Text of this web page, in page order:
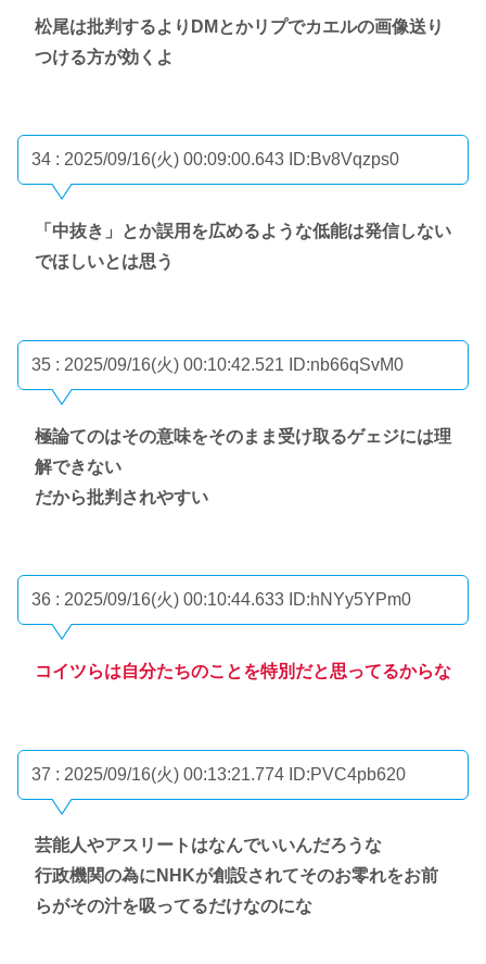
松尾は批判するよりDMとかリプでカエルの画像送り
つける方が効くよ
34 : 2025/09/16(火) 00:09:00.643 ID:Bv8Vqzps0
「中抜き」とか誤用を広めるような低能は発信しない
でほしいとは思う
35 : 2025/09/16(火) 00:10:42.521 ID:nb66qSvM0
極論てのはその意味をそのまま受け取るゲェジには理
解できない
だから批判されやすい
36 : 2025/09/16(火) 00:10:44.633 ID:hNYy5YPm0
コイツらは自分たちのことを特別だと思ってるからな
37 : 2025/09/16(火) 00:13:21.774 ID:PVC4pb620
芸能人やアスリートはなんでいいんだろうな
行政機関の為にNHKが創設されてそのお零れをお前
らがその汁を吸ってるだけなのにな